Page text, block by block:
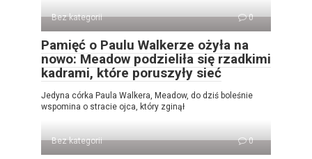
Bez kategorii 0
Pamięć o Paulu Walkerze ożyła na
nowo: Meadow podzieliła się rzadkimi
kadrami, które poruszyły sieć
Jedyna córka Paula Walkera, Meadow, do dziś boleśnie
wspomina o stracie ojca, który zginął
Bez kategorii 0